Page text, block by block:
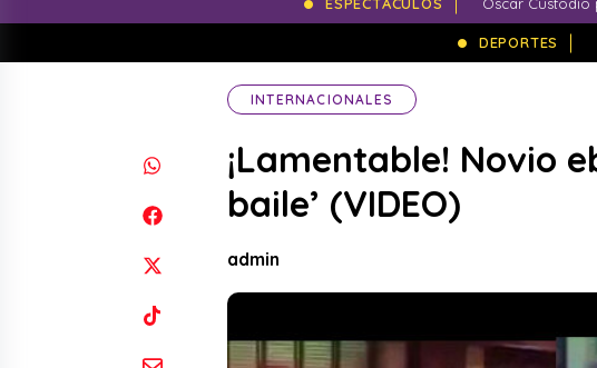
DEPORTES
INTERNACIONALES
¡Lamentable! Novio
baile’ (VIDEO)
admin